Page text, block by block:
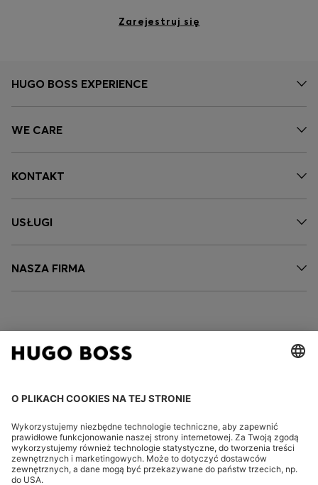
Zarejestruj się
HUGO BOSS EXPERIENCE
WE CARE
KONTAKT
USŁUGI
NASZA FIRMA
FOLLOW US
CHANGE COUNTRY: